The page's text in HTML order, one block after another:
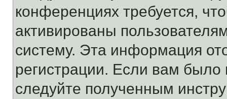
конференциях требуется,
активированы
систему. Эта информация
регистрации. Если вам
следуйте полученным